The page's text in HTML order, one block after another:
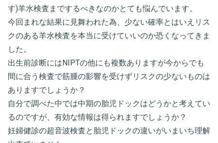
す)羊水検査までするべきなのかとても悩んでいます。
今回まれな結果に見舞われた為、少ない確率とはいえリス
クのある羊水検査を本当に受けていいのか恐くなってきま
した。
出生前診断にはNIPTの他にも複数ありますが今からでも
間に合う検査で筋腫の影響を受けずリスクの少ないものは
ありますでしょうか？
自分で調べた中では中期の胎児ドックはどうかと考えてい
るのですが、有効な情報は得られますでしょうか？
妊婦健診の超音波検査と胎児ドックの違いがいまいち理解